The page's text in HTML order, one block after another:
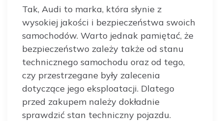
Tak, Audi to marka, która słynie z
wysokiej jakości i bezpieczeństwa swoich
samochodów. Warto jednak pamiętać, że
bezpieczeństwo zależy także od stanu
technicznego samochodu oraz od tego,
czy przestrzegane były zalecenia
dotyczące jego eksploatacji. Dlatego
przed zakupem należy dokładnie
sprawdzić stan techniczny pojazdu.